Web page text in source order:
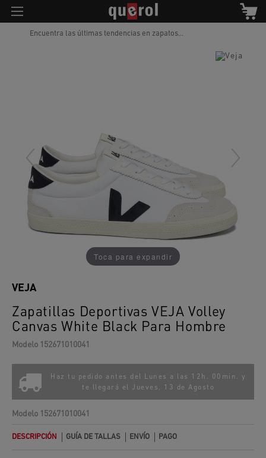
Encuentra las últimas tendencias en zapatos...
Toca para expandir
Zapatillas Deportivas VEJA Volley
Canvas White Black Para Hombre
VEJA
Modelo 152671010041
Haz tu pedido antes del Lunes a las 12h. 00min. y
te llegará el Jueves, 13 de Agosto
Modelo 152671010041
DESCRIPCIÓN GUÍA DE TALLAS ENVÍO PAGO